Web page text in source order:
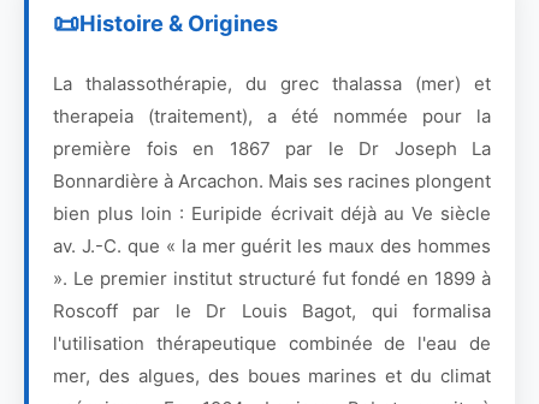
Histoire & Origines
La thalassothérapie, du grec thalassa (mer) et
therapeia (traitement), a été nommée pour la
première fois en 1867 par le Dr Joseph La
Bonnardière à Arcachon. Mais ses racines plongent
bien plus loin : Euripide écrivait déjà au Ve siècle
av. J.-C. que « la mer guérit les maux des hommes
». Le premier institut structuré fut fondé en 1899 à
Roscoff par le Dr Louis Bagot, qui formalisa
l'utilisation thérapeutique combinée de l'eau de
mer, des algues, des boues marines et du climat